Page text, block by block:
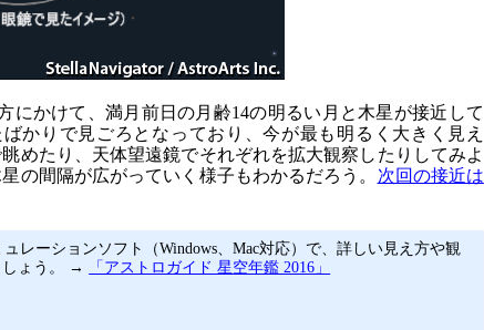
にかけて、満月前日の月齢14の明るい月と木星が接近して
ばかりで見ごろとなっており、今が最も明るく大きく見え
めたり、天体望遠鏡でそれぞれを拡大観察したりしてみよ
の間隔が広がっていく様子もわかるだろう。 次回の接近は
レーションソフト（Windows、Mac対応）で、詳しい見え方や観
しょう。 →
「アストロガイド 星空年鑑 2016」